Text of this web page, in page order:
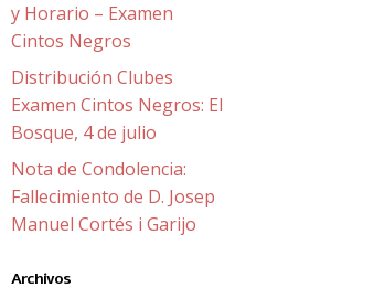
y Horario – Examen
Cintos Negros
Distribución Clubes
Examen Cintos Negros: El
Bosque, 4 de julio
Nota de Condolencia:
Fallecimiento de D. Josep
Manuel Cortés i Garijo
Archivos